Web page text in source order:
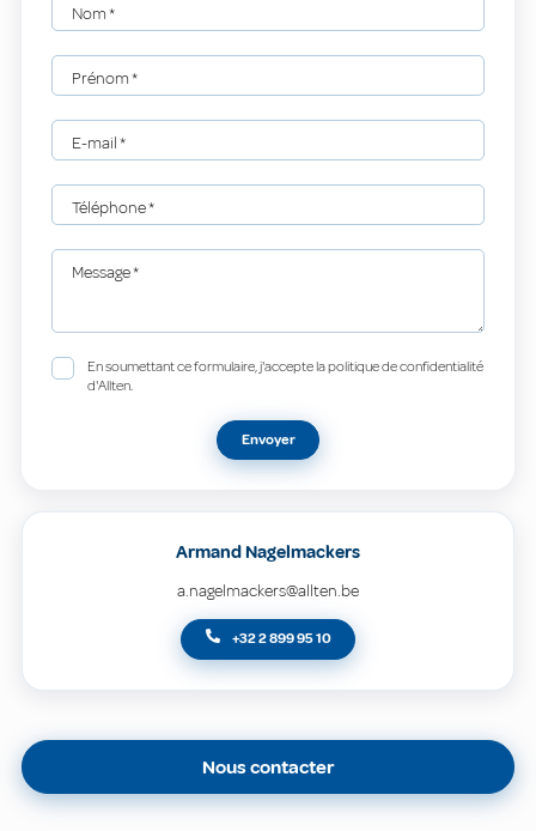
Nom*
Prénom*
E-mail*
Téléphone*
Message*
En soumettant ce formulaire, j'accepte la politique de confidentialité
d'Allten.
Envoyer
Armand Nagelmackers
a.nagelmackers@allten.be
+32 2 899 95 10
Nous contacter